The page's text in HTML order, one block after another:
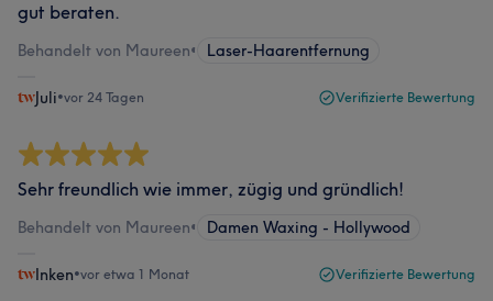
gut beraten.
Behandelt von Maureen• Laser-Haarentfernung
Juli•vor 24 Tagen Verifizierte Bewertung
Sehr freundlich wie immer, zügig und gründlich!
Behandelt von Maureen• Damen Waxing - Hollywood
Inken•vor etwa 1 Monat Verifizierte Bewertung